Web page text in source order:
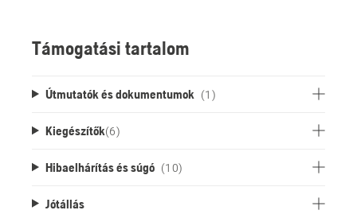
Támogatási tartalom
Útmutatók és dokumentumok (1)
Kiegészítők(6)
Hibaelhárítás és súgó (10)
Jótállás